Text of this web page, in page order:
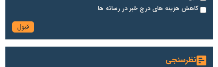
کاهش هزینه های درج خبر در رسانه ها
نظرسنجی